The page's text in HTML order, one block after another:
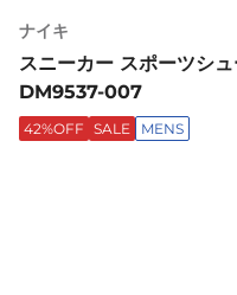
ナイキ
スニーカー スポーツシ
DM9537-007
42%OFF SALE MENS